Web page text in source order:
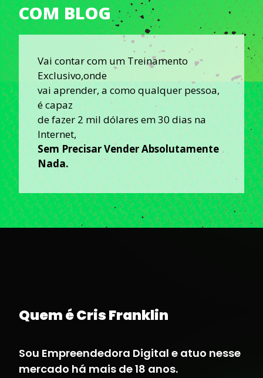
COM BLOG
Vai contar com um Treinamento
Exclusivo,onde
vai aprender, a como qualquer pessoa,
é capaz
de fazer 2 mil dólares em 30 dias na
Internet,
Sem Precisar Vender Absolutamente
Nada.
Quem é Cris Franklin
Sou Empreendedora Digital e atuo nesse
mercado há mais de 18 anos.